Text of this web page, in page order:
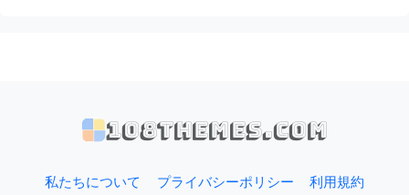
108themes.com
私たちについて プライバシーポリシー 利用規約